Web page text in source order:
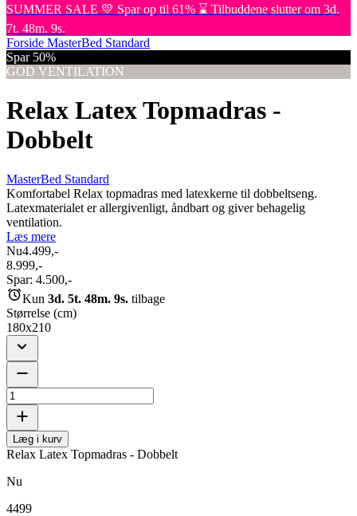
SUMMER SALE 💛 Spar op til 61% ⌛ Tilbuddene slutter om 3d.
7t. 48m. 9s.
Forside MasterBed Standard
Spar 50%
GOD VENTILATION
Relax Latex Topmadras -
Dobbelt
MasterBed Standard
Komfortabel Relax topmadras med latexkerne til dobbeltseng.
Latexmaterialet er allergivenligt, åndbart og giver behagelig
ventilation.
Læs mere
Nu4.499,-
8.999,-
Spar: 4.500,-
Kun 3d. 5t. 48m. 9s. tilbage
Størrelse (cm)
180x210
Læg i kurv
Relax Latex Topmadras - Dobbelt
Nu
4499